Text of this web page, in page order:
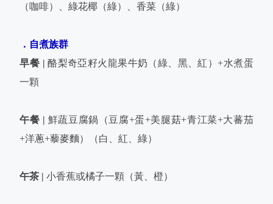
（咖啡）、綠花椰（綠）、香菜（綠）
．自煮族群
早餐 | 酪梨奇亞籽火龍果牛奶（綠、黑、紅）+水煮蛋
一顆
午餐 | 鮮蔬豆腐鍋（豆腐+蛋+美腿菇+青江菜+大蕃茄
+洋蔥+藜麥麵）（白、紅、綠）
午茶 |小香蕉或橘子一顆（黃、橙）